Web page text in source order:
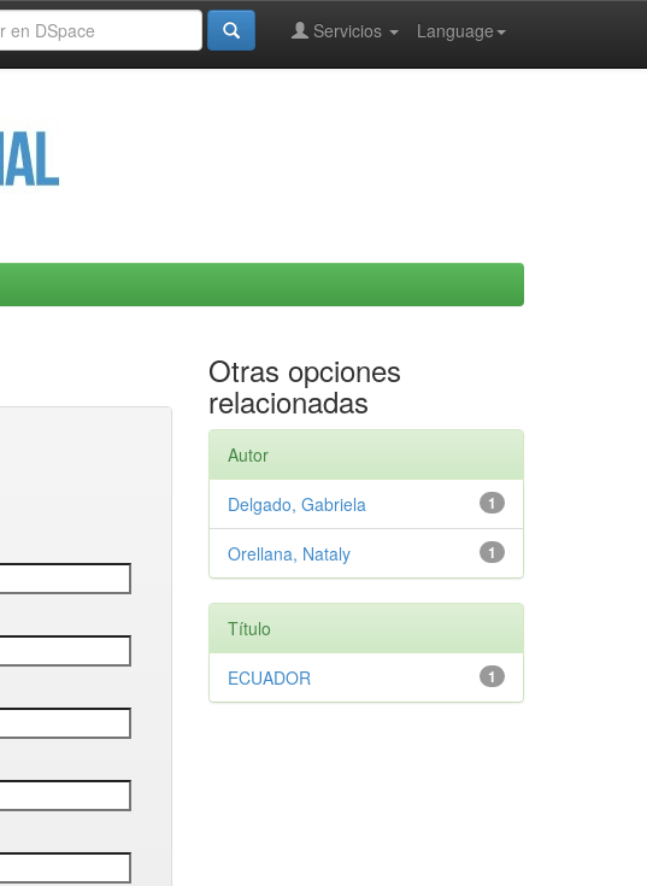
Language
Servicios
Otras opciones
relacionadas
Autor
1
Delgado, Gabriela
1
Orellana, Nataly
Título
1
ECUADOR